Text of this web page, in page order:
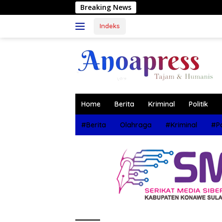
ke
Breaking News
Indeks
Home Berita Kriminal Politik
#Berita Olahraga #Kriminal